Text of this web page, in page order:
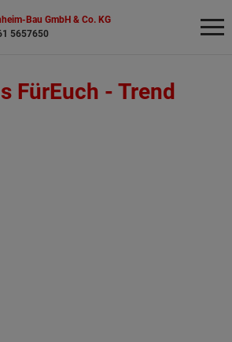
Bau GmbH & Co. KG
5657650
FürEuch - Trend
Sie suchen?